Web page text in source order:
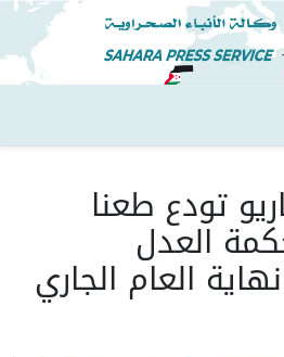
تجاوز
إلى
المحتوى
الرئيسي
تودع طعنا
العدل
العام الجاري